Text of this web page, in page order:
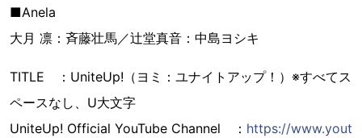
■Anela
大月 凛：斉藤壮馬／辻堂真音：中島ヨシキ
TITLE ：UniteUp!（ヨミ：ユナイトアップ！）※すべてス
ペースなし、U大文字
UniteUp! Official YouTube Channel ： https://www.yout